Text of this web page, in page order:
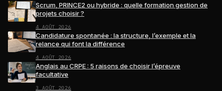
Scrum, PRINCE2 ou hybride : quelle formation gestion de
projets choisir ?
4 AOÛT 2026
Candidature spontanée : la structure, l’exemple et la
relance qui font la différence
4 AOÛT 2026
Anglais au CRPE : 5 raisons de choisir l’épreuve
facultative
3 AOÛT 2026